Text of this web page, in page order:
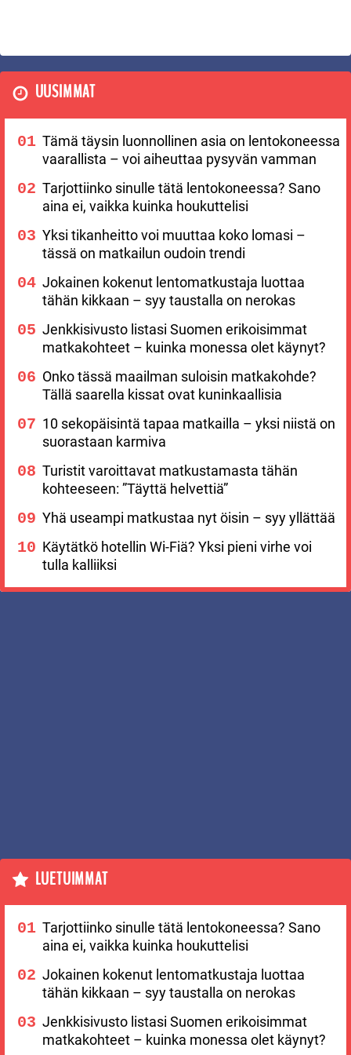
UUSIMMAT
Tämä täysin luonnollinen asia on lentokoneessa
vaarallista – voi aiheuttaa pysyvän vamman
Tarjottiinko sinulle tätä lentokoneessa? Sano
aina ei, vaikka kuinka houkuttelisi
Yksi tikanheitto voi muuttaa koko lomasi –
tässä on matkailun oudoin trendi
Jokainen kokenut lentomatkustaja luottaa
tähän kikkaan – syy taustalla on nerokas
Jenkkisivusto listasi Suomen erikoisimmat
matkakohteet – kuinka monessa olet käynyt?
Onko tässä maailman suloisin matkakohde?
Tällä saarella kissat ovat kuninkaallisia
10 sekopäisintä tapaa matkailla – yksi niistä on
suorastaan karmiva
Turistit varoittavat matkustamasta tähän
kohteeseen: ”Täyttä helvettiä”
Yhä useampi matkustaa nyt öisin – syy yllättää
Käytätkö hotellin Wi-Fiä? Yksi pieni virhe voi
tulla kalliiksi
LUETUIMMAT
Tarjottiinko sinulle tätä lentokoneessa? Sano
aina ei, vaikka kuinka houkuttelisi
Jokainen kokenut lentomatkustaja luottaa
tähän kikkaan – syy taustalla on nerokas
Jenkkisivusto listasi Suomen erikoisimmat
matkakohteet – kuinka monessa olet käynyt?